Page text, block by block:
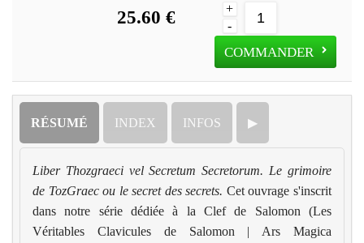
25.60 €
+
-
COMMANDER
RÉSUMÉ
Liber Thozgraeci vel Secretum Secretorum. Le grimoire
de TozGraec ou le secret des secrets. Cet ouvrage s'inscrit
dans notre série dédiée à la Clef de Salomon (Les
Véritables Clavicules de Salomon | Ars Magica
INDEX INFOS ▶